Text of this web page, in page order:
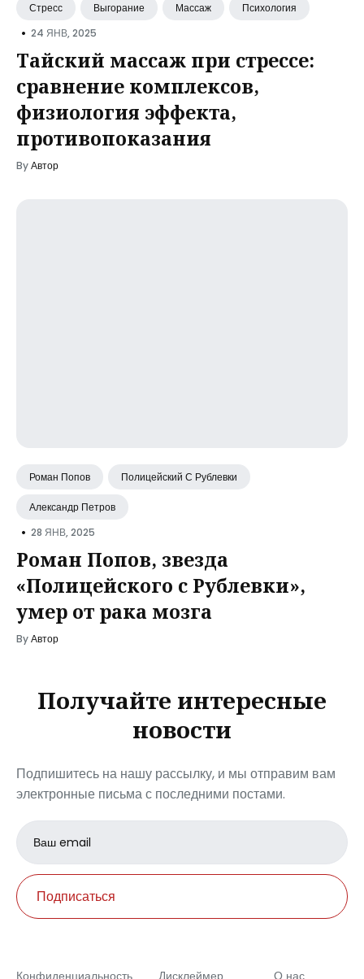
Стресс Выгорание Массаж Психология
• 24 ЯНВ, 2025
Тайский массаж при стрессе:
сравнение комплексов,
физиология эффекта,
противопоказания
ByАвтор
Роман Попов Полицейский С Рублевки
Александр Петров
• 28 ЯНВ, 2025
Роман Попов, звезда
«Полицейского с Рублевки»,
умер от рака мозга
ByАвтор
Получайте интересные
новости
Подпишитесь на нашу рассылку, и мы отправим вам
электронные письма с последними постами.
Email
address
Подписаться